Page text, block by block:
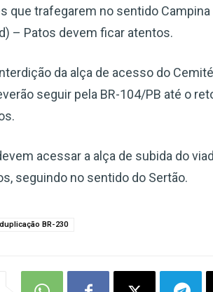
que trafegarem no sentido
– Patos devem ficar atentos.
da alça de acesso do
seguir pela BR-104/PB até o
acessar a alça de subida do
seguindo no sentido do Sertão.
duplicação BR-230